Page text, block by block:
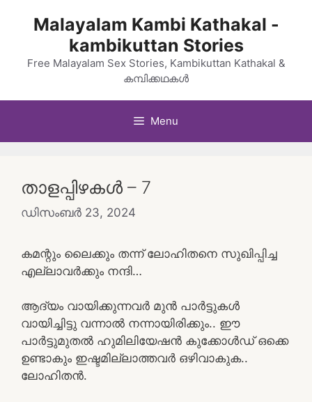
Malayalam Kambi Kathakal -
kambikuttan Stories
Free Malayalam Sex Stories, Kambikuttan Kathakal &
കമ്പിക്കഥകൾ
Menu
താളപ്പിഴകൾ – 7
ഡിസംബർ 23, 2024
കമന്റും ലൈക്കും തന്ന് ലോഹിതനെ സുഖിപ്പിച്ച
എല്ലാവർക്കും നന്ദി…
ആദ്യം വായിക്കുന്നവർ മുൻ പാർട്ടുകൾ
വായിച്ചിട്ടു വന്നാൽ നന്നായിരിക്കും.. ഈ
പാർട്ടുമുതൽ ഹുമിലിയേഷൻ കുക്കോൾഡ് ഒക്കെ
ഉണ്ടാകും ഇഷ്ടമില്ലാത്തവർ ഒഴിവാകുക..
ലോഹിതൻ.